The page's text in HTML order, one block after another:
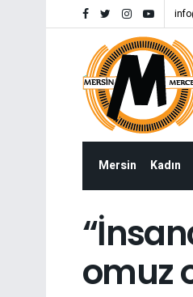
Mersin Kadın
omuz